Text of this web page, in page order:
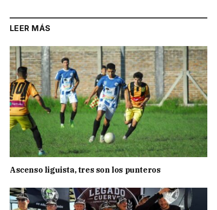
LEER MÁS
Ascenso liguista, tres son los punteros